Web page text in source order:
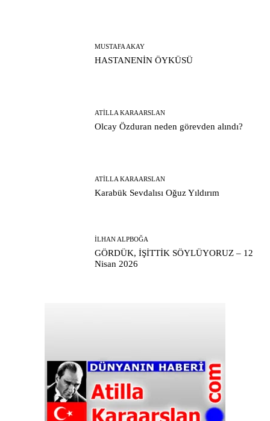
MUSTAFA AKAY
HASTANENİN ÖYKÜSÜ
ATILLA KARAARSLAN
Olcay Özduran neden görevden alındı?
ATILLA KARAARSLAN
Karabük Sevdalısı Oğuz Yıldırım
İLHAN ALPBOĞA
GÖRDÜK, İŞİTTİK SÖYLÜYORUZ – 12
Nisan 2026